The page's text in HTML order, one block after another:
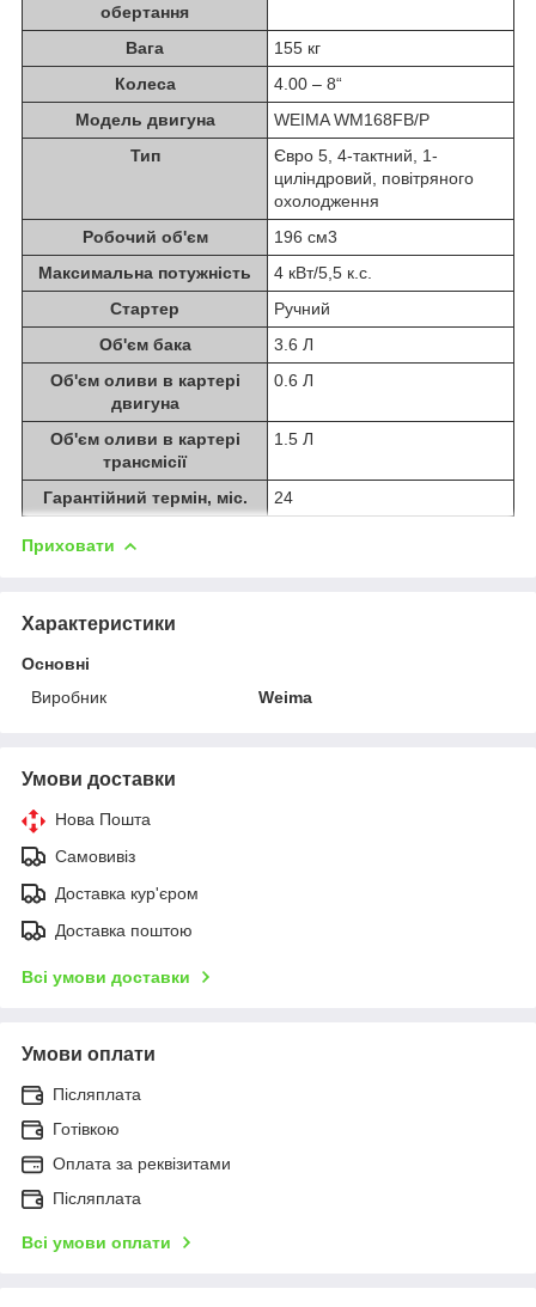
обертання
Вага
155 кг
Колеса
4.00 – 8“
Модель двигуна
WEIMA WM168FB/P
Тип
Євро 5, 4-тактний, 1-
циліндровий, повітряного
охолодження
Робочий об'єм
196 см3
Максимальна потужність
4 кВт/5,5 к.с.
Стартер
Ручний
Об'єм бака
3.6 Л
Об'єм оливи в картері
двигуна
0.6 Л
Об'єм оливи в картері
трансмісії
1.5 Л
Гарантійний термін, міс. 24
Приховати
Характеристики
Основні
Виробник
Weima
Умови доставки
Нова Пошта
Самовивіз
Доставка кур'єром
Доставка поштою
Всі умови доставки
Умови оплати
Післяплата
Готівкою
Оплата за реквізитами
Післяплата
Всі умови оплати